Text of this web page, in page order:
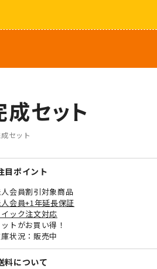
セット
セット
目ポイント
会員割引対象商品
会員+1年延長保証
ック注文対応
トがお買い得！
販売中
料について